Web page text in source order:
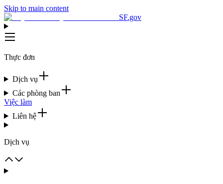
Skip to main content
SF.gov
Thực đơn
Dịch vụ
Các phòng ban
Việc làm
Liên hệ
Dịch vụ